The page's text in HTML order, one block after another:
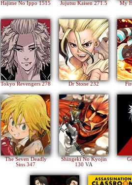
Hajime No Ippo 1515 Jujutsu Kaisen 271.5
My
Tokyo Revengers 278 Dr Stone 232
The Seven Deadly
Sins 347
Shingeki No Kyojin
130 VA